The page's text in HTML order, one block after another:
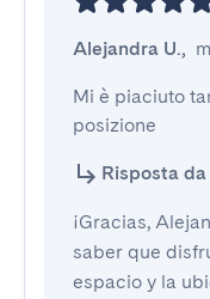
Alejandra U.,
Mi è piaciuto
posizione
Risposta
¡Gracias,
saber que
espacio y la